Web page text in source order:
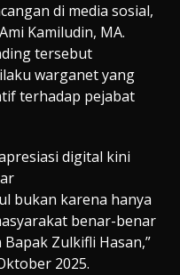
di media sosial,
Kamiludin, MA.
tersebut
warganet yang
terhadap pejabat
digital kini
bukan karena hanya
benar-benar
Zulkifli Hasan,”
2025.